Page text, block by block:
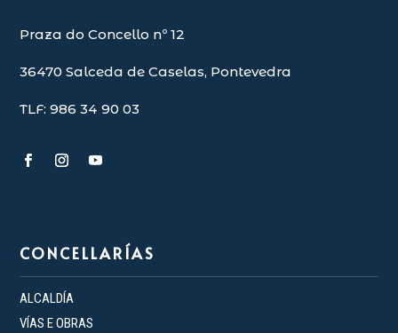
Praza do Concello nº 12
36470 Salceda de Caselas, Pontevedra
TLF: 986 34 90 03
CONCELLARÍAS
ALCALDÍA
VÍAS E OBRAS